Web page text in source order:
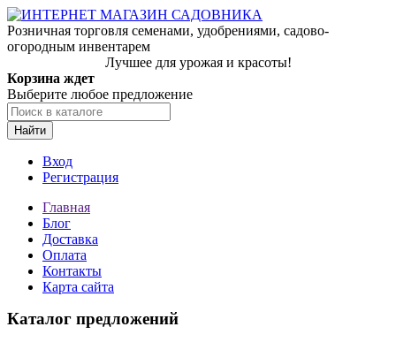
Розничная торговля семенами, удобрениями, садово-
огородным инвентарем
Лучшее для урожая и красоты!
Корзина ждет
Выберите любое предложение
Найти
Вход
Регистрация
Главная
Блог
Доставка
Оплата
Контакты
Карта сайта
Каталог предложений